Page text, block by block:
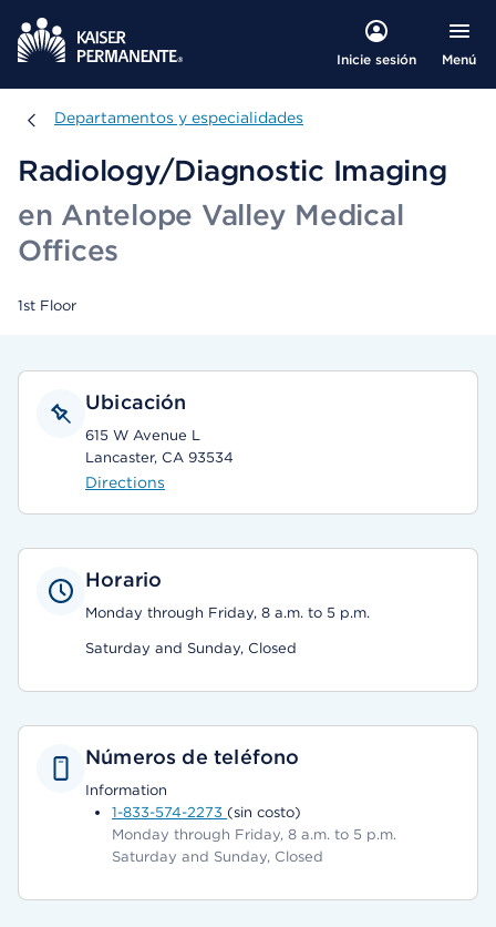
Inicie sesión Menú
Departamentos y especialidades
Departamentos y especialidades
Radiology/Diagnostic Imaging
en Antelope Valley Medical
Offices
1st Floor
Ubicación
615 W Avenue L
Lancaster, CA 93534
Directions
Horario
Monday through Friday, 8 a.m. to 5 p.m.
Saturday and Sunday, Closed
Números de teléfono
Information
1-833-574-2273 (sin costo)
Monday through Friday, 8 a.m. to 5 p.m.
Saturday and Sunday, Closed